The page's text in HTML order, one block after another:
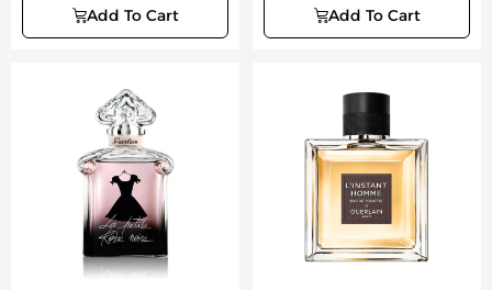
Add To Cart Add To Cart